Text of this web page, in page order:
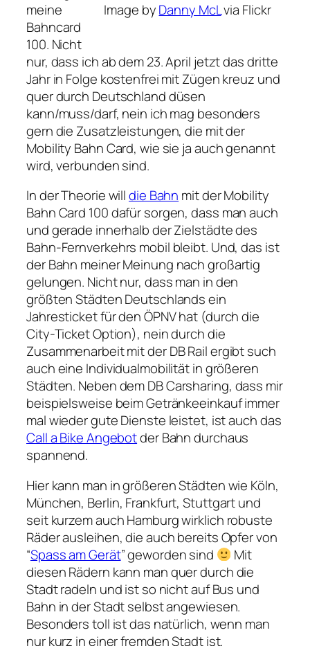
Image byDanny McLvia Flickr
meine
Bahncard
100. Nicht
nur, dass ich ab dem 23. April jetzt das dritte
Jahr in Folge kostenfrei mit Zügen kreuz und
quer durch Deutschland düsen
kann/muss/darf, nein ich mag besonders
gern die Zusatzleistungen, die mit der
Mobility Bahn Card, wie sie ja auch genannt
wird, verbunden sind.
In der Theorie willdie Bahn mit der Mobility
Bahn Card 100 dafür sorgen, dass man auch
und gerade innerhalb der Zielstädte des
Bahn-Fernverkehrs mobil bleibt. Und, das ist
der Bahn meiner Meinung nach großartig
gelungen. Nicht nur, dass man in den
größten Städten Deutschlands ein
Jahresticket für den ÖPNV hat (durch die
City-Ticket Option), nein durch die
Zusammenarbeit mit der DB Rail ergibt such
auch eine Individualmobilität in größeren
Städten. Neben dem DB Carsharing, dass mir
beispielsweise beim Getränkeeinkauf immer
mal wieder gute Dienste leistet, ist auch das
Call a Bike Angebotder Bahn durchaus
spannend.
Hier kann man in größeren Städten wie Köln,
München, Berlin, Frankfurt, Stuttgart und
seit kurzem auch Hamburg wirklich robuste
Räder ausleihen, die auch bereits Opfer von
“Spass am Gerät” geworden sind
Mit
diesen Rädern kann man quer durch die
Stadt radeln und ist so nicht auf Bus und
Bahn in der Stadt selbst angewiesen.
Besonders toll ist das natürlich, wenn man
nur kurz in einer fremden Stadt ist.